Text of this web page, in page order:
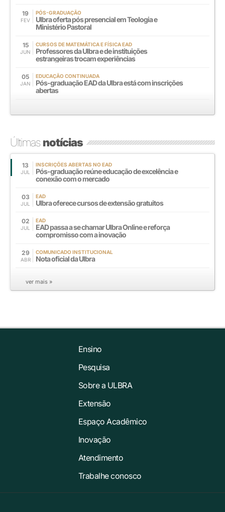
19
FEV
PÓS-GRADUAÇÃO
Ulbra oferta pós presencial em Teologia e
Ministério Pastoral
15
JUN
CURSOS DE MATEMÁTICA E FÍSICA EAD
Professores da Ulbra e de instituições
estrangeiras trocam experiências
05
JAN
EDUCAÇÃO CONTINUADA
Pós-graduação EAD da Ulbra está com inscrições
abertas
Últimasnotícias
13
JUL
INSCRIÇÕES ABERTAS NO EAD
Pós-graduação reúne educação de excelência e
conexão com o mercado
03
JUL
EAD
Ulbra oferece cursos de extensão gratuitos
02
JUL
EAD
EAD passa a se chamar Ulbra Online e reforça
compromisso com a inovação
29
ABR
COMUNICADO INSTITUCIONAL
Nota oficial da Ulbra
ver mais »
Ensino
Pesquisa
Sobre a ULBRA
Extensão
Espaço Acadêmico
Inovação
Atendimento
Trabalhe conosco